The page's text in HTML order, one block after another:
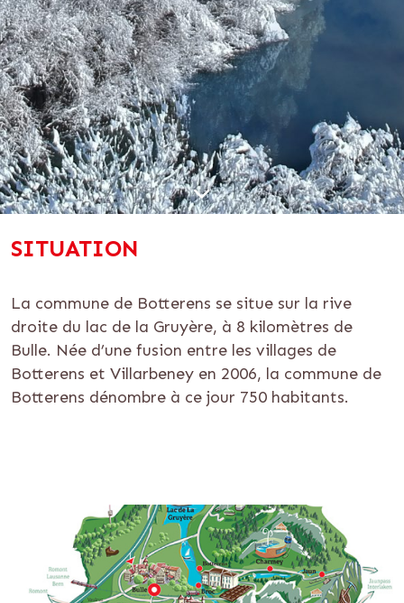
SITUATION
La commune de Botterens se situe sur la rive
droite du lac de la Gruyère, à 8 kilomètres de
Bulle. Née d’une fusion entre les villages de
Botterens et Villarbeney en 2006, la commune de
Botterens dénombre à ce jour 750 habitants.